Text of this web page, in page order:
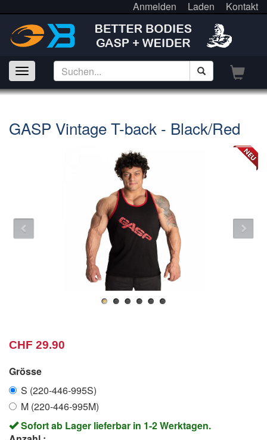
Anmelden Laden Kontakt
GASP Vintage T-back - Black/Red
CHF 29.90
Grösse
S (220-446-995S)
M (220-446-995M)
Sofort ab Lager lieferbar in 1-2 Werktagen.